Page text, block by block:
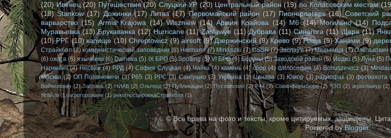
(20) Ивенец (20) Путешествия (20) Слуцкий УР (20) Центральный район (19) по Коласовским местам
(18) Stankow (17) Дожинки (17) Литва (17) Первомайский район (17) Пионерлагерь (16) Советский
варварство (15) Armia Krajowa (14) Wiszniew (14) Армия Крайова (14) М6 (14) Могильно (14)
Муравьевка (13) Брукаванка (12) Hurricane (11) Zaslawye (11) Дубрава (11) Синагога (11) Щара (11)
(10) РРГ (10) капище (10) Chreptowicz (9) airsoft (9) Дзержинский (9) Крево (9) Роща (9) Ханами (9)
Страйкбол (8) коммунистический заповедник (8) Hermann (7) Mirkliszki (7) USSR (7) Заслаў'e (7) Мельница (7) Олелькович
(6) охота (6) язычники (6) Dainova (5) IX БРО (5) Spotting (5) VI БРО (5) Боруны (5) Заводской район (5) Иодко (5) Луна (5)
Наркевич (4) Несвиж (4) РРД (4) София Слуцкая (4) Чайка (4) камень (4) сбор (4) философия (4) Bohuszewicz (3)
Москва (3) ОП Полоневичи (3) Р65 (3) РРС (3) Сангушко (3) Украина (3) Цанава (3) Юмор (3) радиофак (3) фотоохота
Войнилович (2) Застава (2) НИАБ (2) Ольгерд (2) Публикации (2) Пусловский (2) Р44 (2) Совинформбюро (2) ЧЗО (2) агрогламур (2)
Ягайло (1) агрогорожане (1) рекогносцировкаСтрайкбол (1)
© Все права на фото и тексты, кроме цитируемых, защищены.
. Powered byBlogger.